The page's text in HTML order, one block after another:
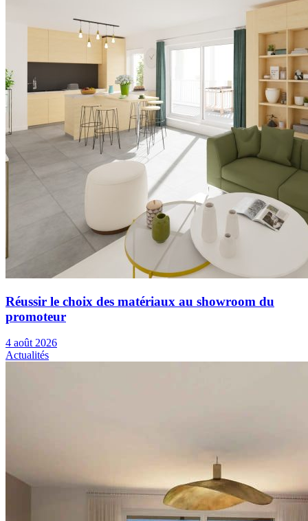
Réussir le choix des matériaux au showroom du
promoteur
4 août 2026
Actualités